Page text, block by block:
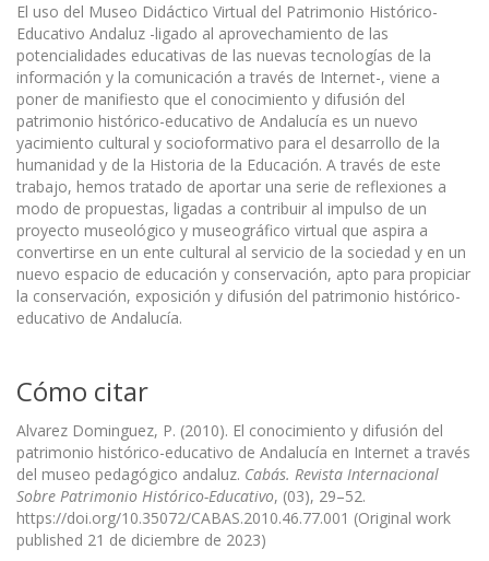
El uso del Museo Didáctico Virtual del Patrimonio Histórico-
Educativo Andaluz -ligado al aprovechamiento de las
potencialidades educativas de las nuevas tecnologías de la
información y la comunicación a través de Internet-, viene a
poner de manifiesto que el conocimiento y difusión del
patrimonio histórico-educativo de Andalucía es un nuevo
yacimiento cultural y socioformativo para el desarrollo de la
humanidad y de la Historia de la Educación. A través de este
trabajo, hemos tratado de aportar una serie de reflexiones a
modo de propuestas, ligadas a contribuir al impulso de un
proyecto museológico y museográfico virtual que aspira a
convertirse en un ente cultural al servicio de la sociedad y en un
nuevo espacio de educación y conservación, apto para propiciar
la conservación, exposición y difusión del patrimonio histórico-
educativo de Andalucía.
Cómo citar
Alvarez Dominguez, P. (2010). El conocimiento y difusión del
patrimonio histórico-educativo de Andalucía en Internet a través
del museo pedagógico andaluz. Cabás. Revista Internacional
Sobre Patrimonio Histórico-Educativo, (03), 29–52.
https://doi.org/10.35072/CABAS.2010.46.77.001 (Original work
published 21 de diciembre de 2023)